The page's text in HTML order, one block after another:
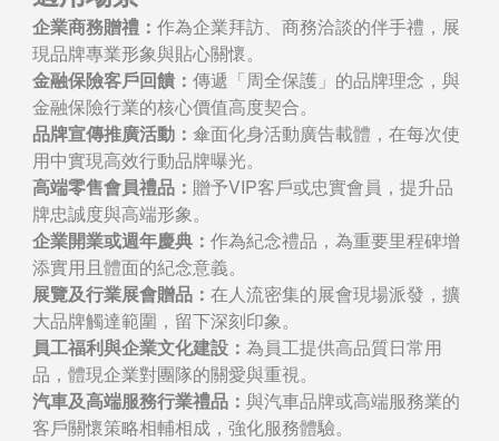
企業商務贈禮： 作為企業拜訪、商務洽談的伴手禮，展
現品牌專業形象與貼心關懷。
金融保險客戶回饋： 傳遞「周全保護」的品牌理念，與
金融保險行業的核心價值高度契合。
品牌宣傳推廣活動： 傘面化身活動廣告載體，在每次使
用中實現高效行動品牌曝光。
高端零售會員禮品： 贈予VIP客戶或忠實會員，提升品
牌忠誠度與高端形象。
企業開業或週年慶典： 作為紀念禮品，為重要里程碑增
添實用且體面的紀念意義。
展覽及行業展會贈品： 在人流密集的展會現場派發，擴
大品牌觸達範圍，留下深刻印象。
員工福利與企業文化建設： 為員工提供高品質日常用
品，體現企業對團隊的關愛與重視。
汽車及高端服務行業禮品： 與汽車品牌或高端服務業的
客戶關懷策略相輔相成，強化服務體驗。